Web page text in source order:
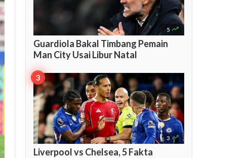
5 
Guardiola Bakal Timbang Pemain
Man City Usai Libur Natal
3 
Liverpool vs Chelsea, 5 Fakta